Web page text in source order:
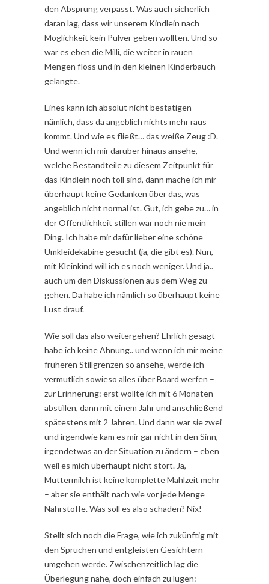
den Absprung verpasst. Was auch sicherlich
daran lag, dass wir unserem Kindlein nach
Möglichkeit kein Pulver geben wollten. Und so
war es eben die Milli, die weiter in rauen
Mengen floss und in den kleinen Kinderbauch
gelangte.
Eines kann ich absolut nicht bestätigen –
nämlich, dass da angeblich nichts mehr raus
kommt. Und wie es fließt… das weiße Zeug :D.
Und wenn ich mir darüber hinaus ansehe,
welche Bestandteile zu diesem Zeitpunkt für
das Kindlein noch toll sind, dann mache ich mir
überhaupt keine Gedanken über das, was
angeblich nicht normal ist. Gut, ich gebe zu… in
der Öffentlichkeit stillen war noch nie mein
Ding. Ich habe mir dafür lieber eine schöne
Umkleidekabine gesucht (ja, die gibt es). Nun,
mit Kleinkind will ich es noch weniger. Und ja..
auch um den Diskussionen aus dem Weg zu
gehen. Da habe ich nämlich so überhaupt keine
Lust drauf.
Wie soll das also weitergehen? Ehrlich gesagt
habe ich keine Ahnung.. und wenn ich mir meine
früheren Stillgrenzen so ansehe, werde ich
vermutlich sowieso alles über Board werfen –
zur Erinnerung: erst wollte ich mit 6 Monaten
abstillen, dann mit einem Jahr und anschließend
spätestens mit 2 Jahren. Und dann war sie zwei
und irgendwie kam es mir gar nicht in den Sinn,
irgendetwas an der Situation zu ändern – eben
weil es mich überhaupt nicht stört. Ja,
Muttermilch ist keine komplette Mahlzeit mehr
– aber sie enthält nach wie vor jede Menge
Nährstoffe. Was soll es also schaden? Nix!
Stellt sich noch die Frage, wie ich zukünftig mit
den Sprüchen und entgleisten Gesichtern
umgehen werde. Zwischenzeitlich lag die
Überlegung nahe, doch einfach zu lügen: